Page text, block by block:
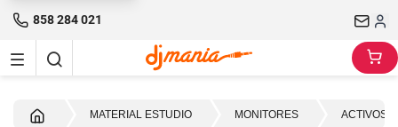
858 284 021
MATERIAL ESTUDIO MONITORES ACTIVOS